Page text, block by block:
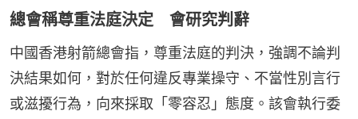
總會稱尊重法庭決定 會研究判辭
中國香港射箭總會指，尊重法庭的判決，強調不論判
決結果如何，對於任何違反專業操守、不當性別言行
或滋擾行為，向來採取「零容忍」態度。該會執行委